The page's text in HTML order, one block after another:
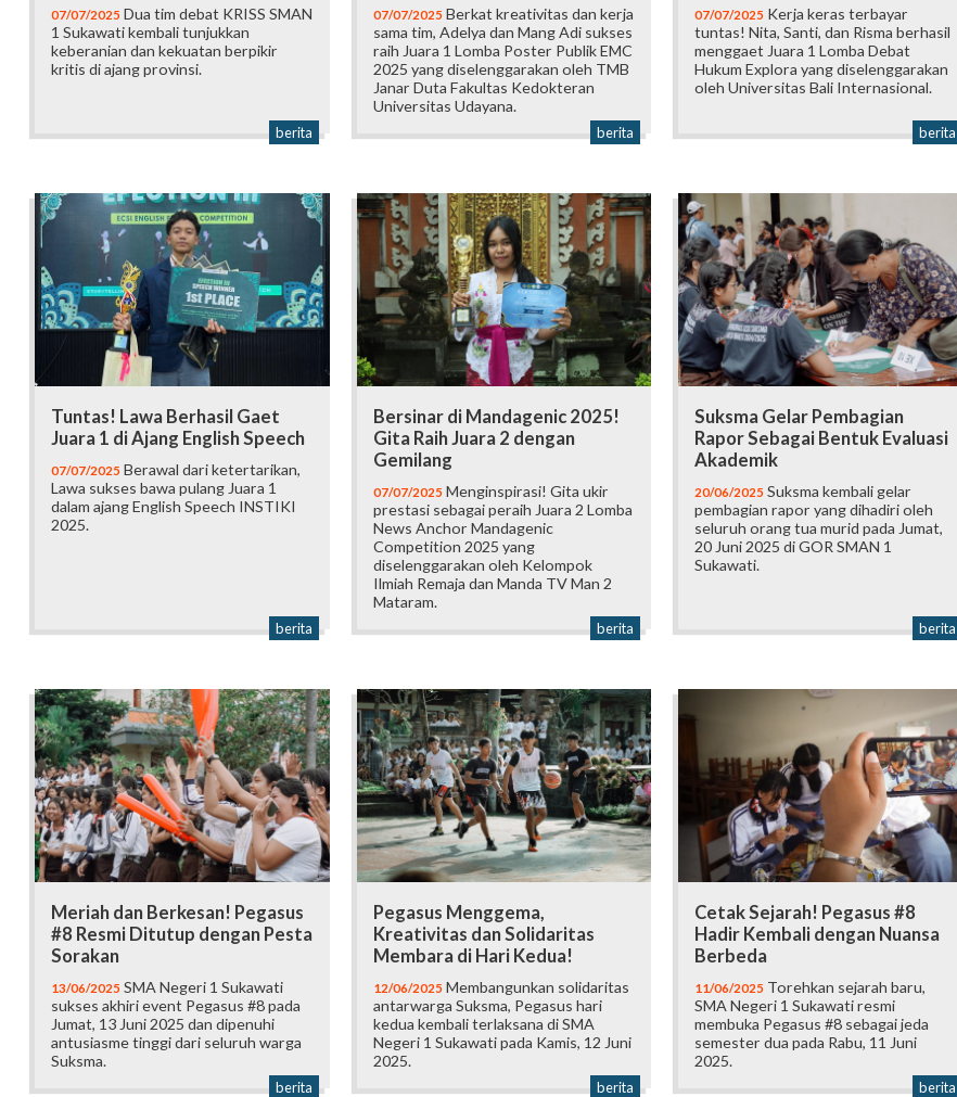
07/07/2025 Dua tim debat KRISS SMAN
1 Sukawati kembali tunjukkan
keberanian dan kekuatan berpikir
kritis di ajang provinsi.
berita
07/07/2025 Berkat kreativitas dan kerja
sama tim, Adelya dan Mang Adi sukses
raih Juara 1 Lomba Poster Publik EMC
2025 yang diselenggarakan oleh TMB
Janar Duta Fakultas Kedokteran
Universitas Udayana.
berita
07/07/2025 Kerja keras terbayar
tuntas! Nita, Santi, dan Risma berhasil
menggaet Juara 1 Lomba Debat
Hukum Explora yang diselenggarakan
oleh Universitas Bali Internasional.
berita
Tuntas! Lawa Berhasil Gaet
Juara 1 di Ajang English Speech
07/07/2025 Berawal dari ketertarikan,
Lawa sukses bawa pulang Juara 1
dalam ajang English Speech INSTIKI
2025.
berita
Bersinar di Mandagenic 2025!
Gita Raih Juara 2 dengan
Gemilang
07/07/2025 Menginspirasi! Gita ukir
prestasi sebagai peraih Juara 2 Lomba
News Anchor Mandagenic
Competition 2025 yang
diselenggarakan oleh Kelompok
Ilmiah Remaja dan Manda TV Man 2
Mataram.
berita
Suksma Gelar Pembagian
Rapor Sebagai Bentuk Evaluasi
Akademik
20/06/2025 Suksma kembali gelar
pembagian rapor yang dihadiri oleh
seluruh orang tua murid pada Jumat,
20 Juni 2025 di GOR SMAN 1
Sukawati.
berita
Meriah dan Berkesan! Pegasus
#8 Resmi Ditutup dengan Pesta
Sorakan
13/06/2025 SMA Negeri 1 Sukawati
sukses akhiri event Pegasus #8 pada
Jumat, 13 Juni 2025 dan dipenuhi
antusiasme tinggi dari seluruh warga
Suksma.
berita
Pegasus Menggema,
Kreativitas dan Solidaritas
Membara di Hari Kedua!
12/06/2025 Membangunkan solidaritas
antarwarga Suksma, Pegasus hari
kedua kembali terlaksana di SMA
Negeri 1 Sukawati pada Kamis, 12 Juni
2025.
berita
Cetak Sejarah! Pegasus #8
Hadir Kembali dengan Nuansa
Berbeda
11/06/2025 Torehkan sejarah baru,
SMA Negeri 1 Sukawati resmi
membuka Pegasus #8 sebagai jeda
semester dua pada Rabu, 11 Juni
2025.
berita